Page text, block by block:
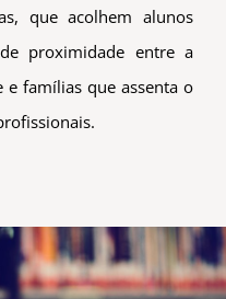
que acolhem alunos
proximidade entre a
e famílias que assenta o